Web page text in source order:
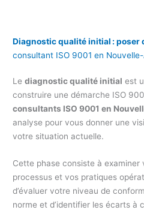
Diagnostic qualité initial : poser
consultant ISO 9001 en
Lediagnostic qualité initial est
construire une démarche ISO
consultants ISO 9001 en
analyse pour vous donner une
votre situation actuelle.
Cette phase consiste à examiner
processus et vos pratiques
d’évaluer votre niveau de
norme et d’identifier les écarts à